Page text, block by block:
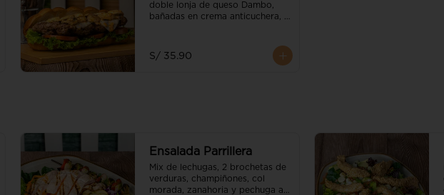
doble lonja de queso Dambo,
bañadas en crema anticuchera,
Acompañado de papas nativas.
S/ 35.90
Ensalada Parrillera
Mix de lechugas, 2 brochetas de
verduras, champiñones, col
morada, zanahoria y pechuga a